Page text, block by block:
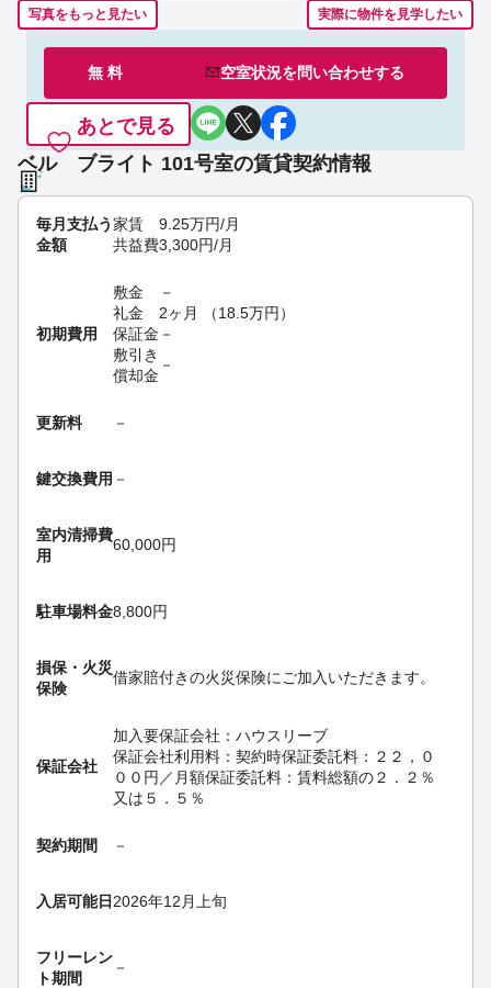
写真をもっと見たい 実際に物件を見学したい
無 料 空室状況を問い合わせする
あとで見る
ベル ブライト 101号室の賃貸契約情報
毎月支払う
金額
家賃 9.25万円/月
共益費3,300円/月
初期費用
敷金
－
礼金
2ヶ月 （18.5万円 ）
保証金 －
敷引き
償却金
－
更新料 －
鍵交換費用 －
室内清掃費
用
60,000円
駐車場料金8,800円
損保・ 火災
保険
借家賠付きの火災保険にご加入いただきます。
保証会社
加入要保証会社：ハウスリーブ
保証会社利用料：契約時保証委託料：２２，０
００円／月額保証委託料：賃料総額の２．２％
又は５．５％
契約期間 －
入居可能日 2026年12月上旬
フリーレン
ト期間
－